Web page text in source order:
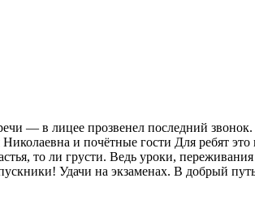
— в лицее прозвенел последний
и почётные гости Для ребят
то ли грусти. Ведь уроки,
Удачи на экзаменах. В добрый